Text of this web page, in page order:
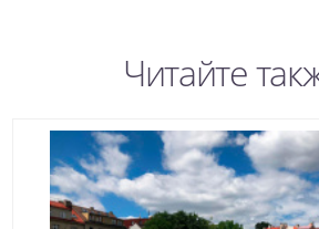
Читайте